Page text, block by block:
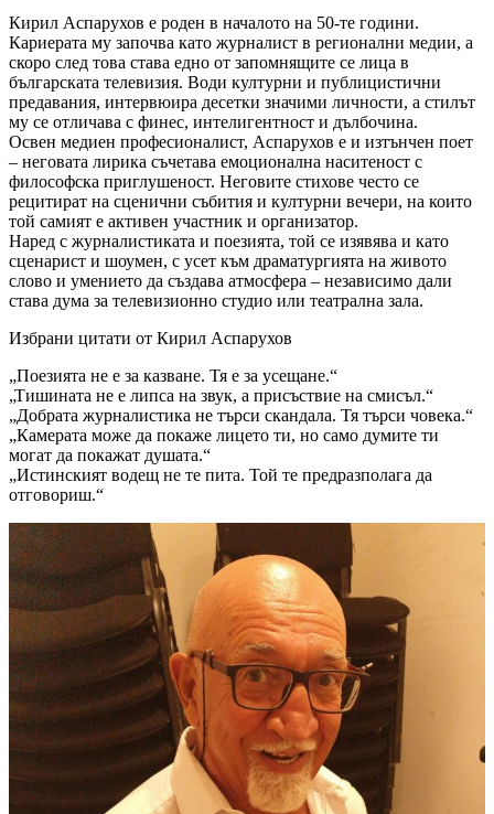
Кирил Аспарухов е роден в началото на 50-те години.
Кариерата му започва като журналист в регионални медии, а
скоро след това става едно от запомнящите се лица в
българската телевизия. Води културни и публицистични
предавания, интервюира десетки значими личности, а стилът
му се отличава с финес, интелигентност и дълбочина.
Освен медиен професионалист, Аспарухов е и изтънчен поет
– неговата лирика съчетава емоционална наситеност с
философска приглушеност. Неговите стихове често се
рецитират на сценични събития и културни вечери, на които
той самият е активен участник и организатор.
Наред с журналистиката и поезията, той се изявява и като
сценарист и шоумен, с усет към драматургията на живото
слово и умението да създава атмосфера – независимо дали
става дума за телевизионно студио или театрална зала.
Избрани цитати от Кирил Аспарухов
„Поезията не е за казване. Тя е за усещане.“
„Тишината не е липса на звук, а присъствие на смисъл.“
„Добрата журналистика не търси скандала. Тя търси човека.“
„Камерата може да покаже лицето ти, но само думите ти
могат да покажат душата.“
„Истинският водещ не те пита. Той те предразполага да
отговориш.“